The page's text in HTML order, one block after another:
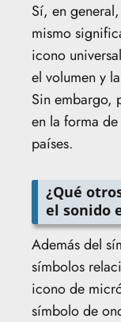
Sí, en
mismo
icono
el volumen y
Sin embargo,
en la forma
países.
¿Qué
el sonido
Además del
símbolos
icono de
símbolo de